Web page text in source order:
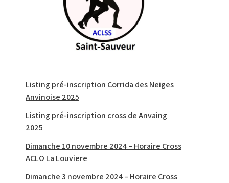
Listing pré-inscription Corrida des Neiges
Anvinoise 2025
Listing pré-inscription cross de Anvaing
2025
Dimanche 10 novembre 2024 – Horaire Cross
ACLO La Louviere
Dimanche 3 novembre 2024 – Horaire Cross